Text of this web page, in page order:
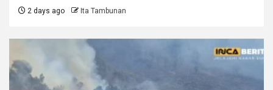
2 days ago Ita Tambunan